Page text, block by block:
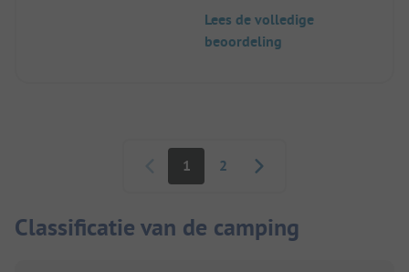
Lees de volledige
beoordeling
Paginering
1 2
Classificatie van de camping